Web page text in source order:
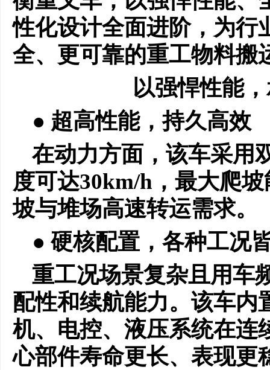
性化设计全面进阶，为行
全、更可靠的重工物料搬
以强悍性能
● 超高性能，持久高效
在动力方面，该车采用
度可达30km/h，最大爬
坡与堆场高速转运需求。
● 硬核配置，各种工况
重工况场景复杂且用车
配性和续航能力。该车内
机、电控、液压系统在连
心部件寿命更长、表现更